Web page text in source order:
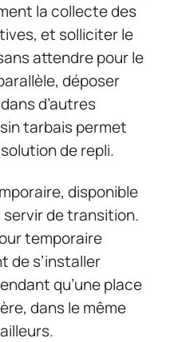
la collecte des
et solliciter le
attendre pour le
déposer
d’autres
tarbais permet
de repli.
disponible
de transition.
temporaire
de s’installer
qu’une place
dans le même